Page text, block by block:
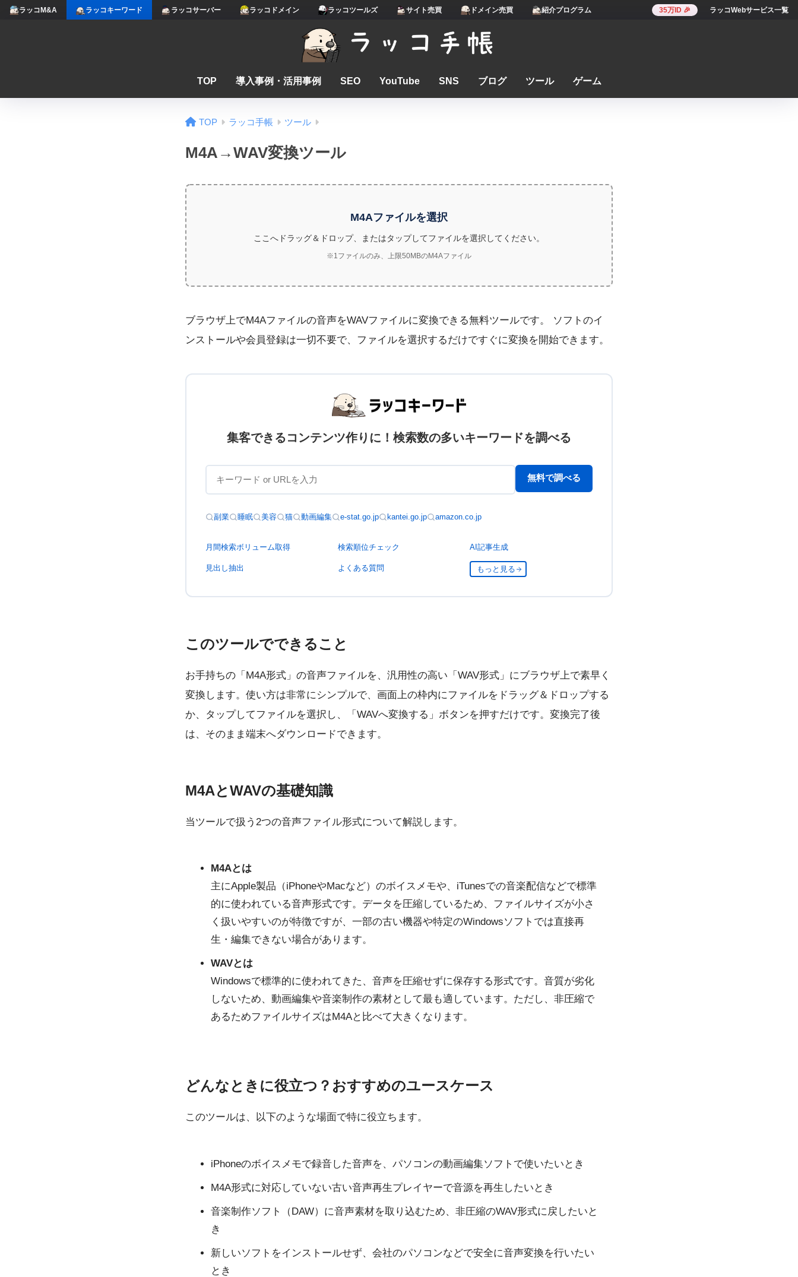
ラッコM&A ラッコキーワード ラッコサーバー ラッコドメイン ラッコツールズ サイト売買 ドメイン売買 紹介プログラム 35万ID 🎉 ラッコWebサービス一覧
TOP 導入事例・活用事例 SEO YouTube SNS ブログ ツール ゲーム
TOP ラッコ手帳 ツール
M4A→WAV変換ツール
M4Aファイルを選択
ここへドラッグ＆ドロップ、またはタップしてファイルを選択してください。
※1ファイルのみ、上限50MBのM4Aファイル
ブラウザ上でM4Aファイルの音声をWAVファイルに変換できる無料ツールです。 ソフトのイ
ンストールや会員登録は一切不要で、ファイルを選択するだけですぐに変換を開始できます。
集客できるコンテンツ作りに！検索数の多いキーワードを調べる
無料で調べる
副業 睡眠 美容 猫 動画編集 e-stat.go.jp kantei.go.jp amazon.co.jp
月間検索ボリューム取得 検索順位チェック AI記事生成
見出し抽出 よくある質問 もっと見る
このツールでできること
お手持ちの「M4A形式」の音声ファイルを、汎用性の高い「WAV形式」にブラウザ上で素早く
変換します。使い方は非常にシンプルで、画面上の枠内にファイルをドラッグ＆ドロップする
か、タップしてファイルを選択し、「WAVへ変換する」ボタンを押すだけです。変換完了後
は、そのまま端末へダウンロードできます。
M4AとWAVの基礎知識
当ツールで扱う2つの音声ファイル形式について解説します。
M4Aとは
主にApple製品（iPhoneやMacなど）のボイスメモや、iTunesでの音楽配信などで標準
的に使われている音声形式です。データを圧縮しているため、ファイルサイズが小さ
く扱いやすいのが特徴ですが、一部の古い機器や特定のWindowsソフトでは直接再
生・編集できない場合があります。
WAVとは
Windowsで標準的に使われてきた、音声を圧縮せずに保存する形式です。音質が劣化
しないため、動画編集や音楽制作の素材として最も適しています。ただし、非圧縮で
あるためファイルサイズはM4Aと比べて大きくなります。
どんなときに役立つ？おすすめのユースケース
このツールは、以下のような場面で特に役立ちます。
iPhoneのボイスメモで録音した音声を、パソコンの動画編集ソフトで使いたいとき
M4A形式に対応していない古い音声再生プレイヤーで音源を再生したいとき
音楽制作ソフト（DAW）に音声素材を取り込むため、非圧縮のWAV形式に戻したいと
き
新しいソフトをインストールせず、会社のパソコンなどで安全に音声変換を行いたい
とき